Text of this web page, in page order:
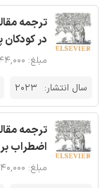
ترجمه
در کودکان
مبلغ: ۳۴۴,۰۰۰ تومان
سال انتشار: 2023
ترجمه
اضطراب
مبلغ: ۳۴۰,۰۰۰ تومان